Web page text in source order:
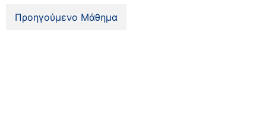
Προηγούμενο Μάθημα